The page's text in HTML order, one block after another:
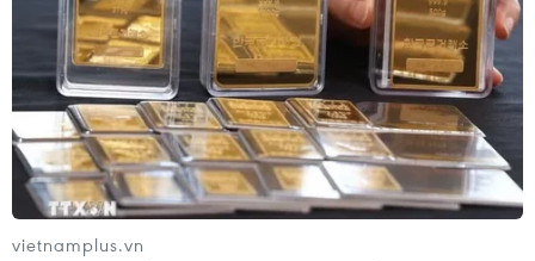
Quang Trí để điều tra về hành vi “chống người thi hành
công vụ.”
vietnamplus.vn